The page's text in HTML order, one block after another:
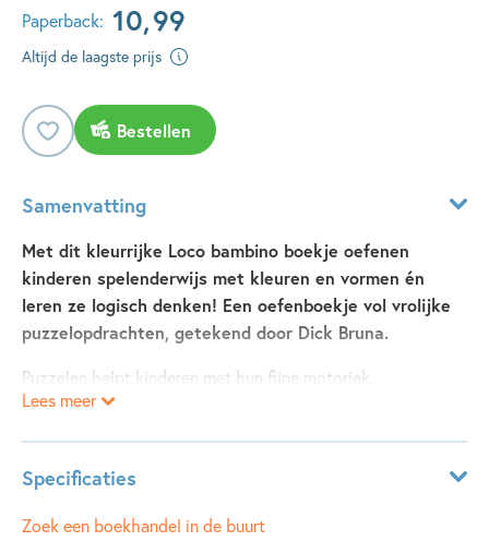
Paperback: 10,99
Altijd de laagste prijs
Bestellen
Samenvatting
Met dit kleurrijke Loco bambino boekje oefenen
kinderen spelenderwijs met kleuren en vormen én
leren ze logisch denken! Een oefenboekje vol vrolijke
puzzelopdrachten, getekend door Dick Bruna.
Puzzelen helpt kinderen met hun fijne motoriek,
probleemoplossend vermogen en ruimtelijk inzicht. Genoeg
spelenderwijs kleuren en vormen te ontdekken samen met
nijntje. Ze leren logisch denken en maken en controleren de
Lees meer
Specificaties
Leeftijdsindicatie: 3 - 5 jaar
Zoek een boekhandel in de buurt